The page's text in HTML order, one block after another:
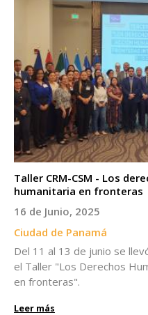
Taller CRM-CSM - Los
humanitaria en fronteras
16 de Junio, 2025
Ciudad de Panamá
Del 11 al 13 de junio se
el Taller "Los Derechos
en fronteras".
Leer más